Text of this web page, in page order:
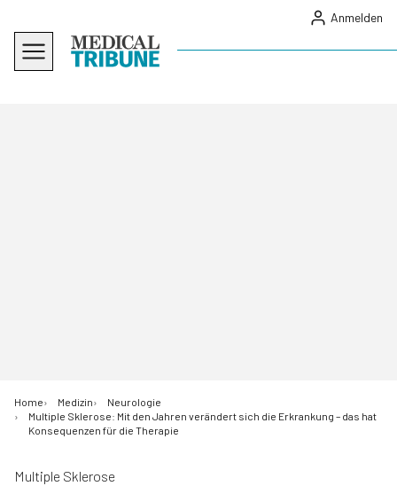
Anmelden
Home Medizin
Neurologie
Multiple Sklerose: Mit den Jahren verändert sich die Erkrankung – das hat
Konsequenzen für die Therapie
Multiple Sklerose